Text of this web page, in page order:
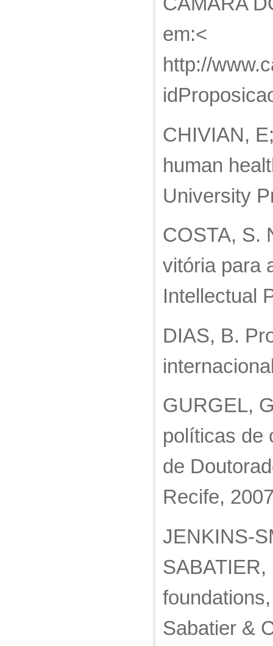
em:<
http://
CHIVIAN,
human
University
COSTA, S.
vitória para
Intellectual
DIAS, B.
GURGEL,
políticas de
de
Recife,
JENKINS-
SABATIER,
Sabatier &